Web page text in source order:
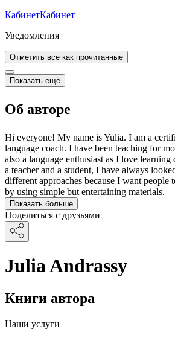
КабинетКабинет
Уведомления
Отметить все как прочитанные
Показать ещё
Об авторе
Hi everyone! My name is Yulia. I am a
language coach. I have been teaching for
also a language enthusiast as I love
a teacher and a student, I have always
different approaches because I want people
by using simple but entertaining materials.
Показать больше
Поделиться с друзьями
Julia Andrassy
Книги автора
Наши услуги